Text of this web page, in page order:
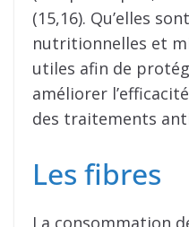
(15,16). Qu’elles
nutritionnelles et
utiles afin de
améliorer
des traitements
Les fibres